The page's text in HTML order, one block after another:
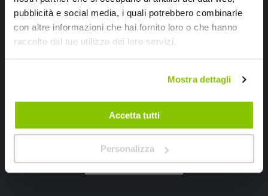
pubblicità e social media, i quali potrebbero combinarle
con altre informazioni che hai fornito loro o che hanno
raccolto dal tuo utilizzo dei loro servizi.
Mostra dettagli
Accetta tutti
Personalizza
Iscriviti alla newsletter Speedup
Ricevi subito uno sconto del 10% per il tuo primo acquisto online!
Ho letto e accettato il documentoprivacy policy
Iscrivimi